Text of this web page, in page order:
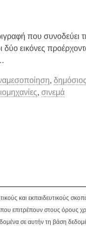
που συνοδεύει
εικόνες
,
,σινεμά
και εκπαιδευτικούς
επιτρέπουν στους όρους
σε αυτήν τη βάση